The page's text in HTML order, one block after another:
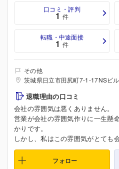
口コミ・評判
1 件
転職・中途面接
1 件
その他
茨城県日立市田尻町7-1-17NSビ
退職理由の口コミ
会社の雰囲気は悪くありません。
営業が会社の雰囲気作りに一生懸
かりです。
しかし、私はこの雰囲気がとても
フォロー